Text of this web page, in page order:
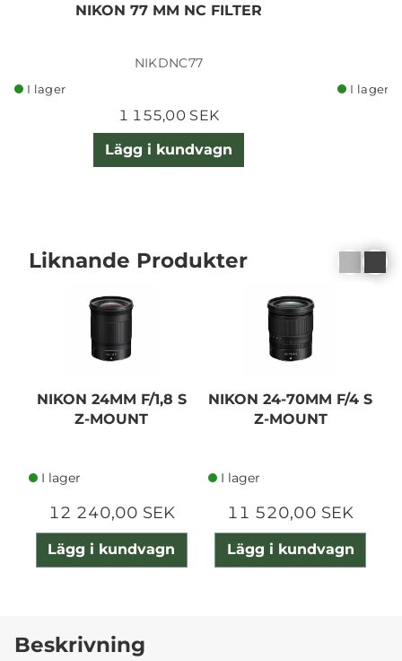
NIKON 77 MM NC FILTER
NIKDNC77
I lager
1 155,00 SEK
Lägg i kundvagn
I lager
Liknande Produkter
NIKON 24MM F/1,8 S
Z-MOUNT
I lager
12 240,00 SEK
Lägg i kundvagn
NIKON 24-70MM F/4 S
Z-MOUNT
I lager
11 520,00 SEK
Lägg i kundvagn
Beskrivning